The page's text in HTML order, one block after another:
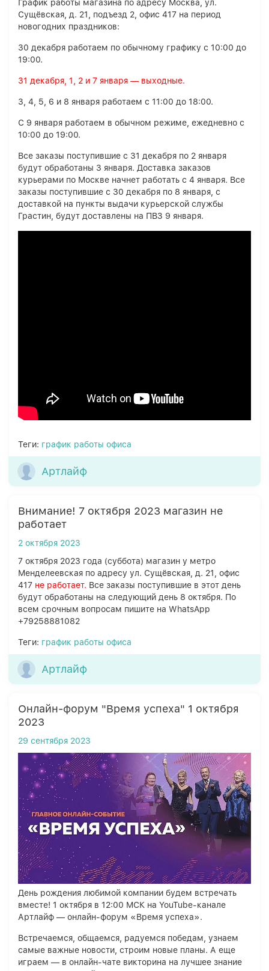
График работы магазина по адресу Москва, ул.
Сущёвская, д. 21, подъезд 2, офис 417 на период
новогодних праздников:
30 декабря работаем по обычному графику с 10:00 до
19:00.
31 декабря, 1, 2 и 7 января — выходные.
3, 4, 5, 6 и 8 января работаем с 11:00 до 18:00.
С 9 января работаем в обычном режиме, ежедневно с
10:00 до 19:00.
Все заказы поступившие с 31 декабря по 2 января
будут обработаны 3 января. Доставка заказов
курьерами по Москве начнет работать с 4 января. Все
заказы поступившие с 30 декабря по 8 января, с
доставкой на пункты выдачи курьерской службы
Грастин, будут доставлены на ПВЗ 9 января.
Теги: график работы офиса
Артлайф
Внимание! 7 октября 2023 магазин не
работает
2 октября 2023
7 октября 2023 года (суббота) магазин у метро
Менделеевская по адресу ул. Сущёвская, д. 21, офис
417 не работает. Все заказы поступившие в этот день
будут обработаны на следующий день 8 октября. По
всем срочным вопросам пишите на WhatsApp
+79258881082
Теги: график работы офиса
Артлайф
Онлайн-форум "Время успеха" 1 октября
2023
29 сентября 2023
День рождения любимой компании будем встречать
вместе! 1 октября в 12:00 МСК на YouTube-канале
Артлайф — онлайн-форум «Время успеха».
Встречаемся, общаемся, радуемся победам, узнаем
самые важные новости, строим новые планы. А еще
играем — в онлайн-чате викторина на лучшее знание